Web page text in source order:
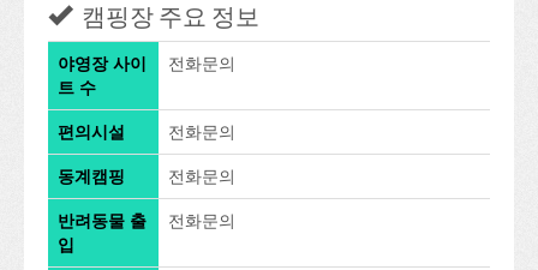
캠핑장 주요 정보
야영장 사이
트 수
전화문의
편의시설 전화문의
동계캠핑 전화문의
반려동물 출
입
전화문의